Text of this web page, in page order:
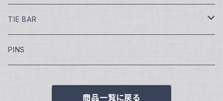
￥7,700
￥9,900
TIE BAR
￥4,400
PINS
商品一覧に戻る